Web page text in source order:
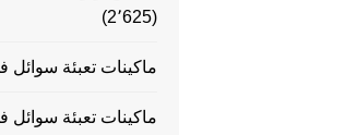
(2٬625)
ماكينات تعبئة
ماكينات تعبئة سوائل